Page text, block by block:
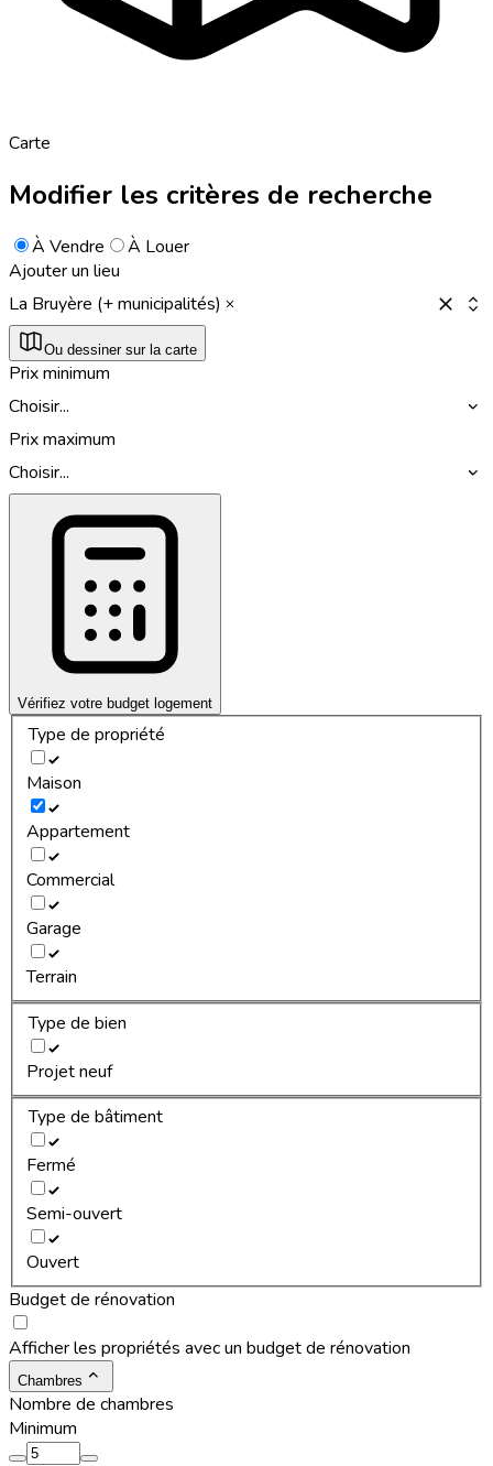
Carte
Modifier les critères de recherche
À Vendre
À Louer
Ajouter un lieu
La Bruyère (+ municipalités)
Ou dessiner sur la carte
Prix minimum
Choisir...
Prix maximum
Choisir...
Vérifiez votre budget logement
Type de propriété
Maison
Appartement
Commercial
Garage
Terrain
Type de bien
Projet neuf
Type de bâtiment
Fermé
Semi-ouvert
Ouvert
Budget de rénovation
Afficher les propriétés avec un budget de rénovation
Chambres
Nombre de chambres
Minimum